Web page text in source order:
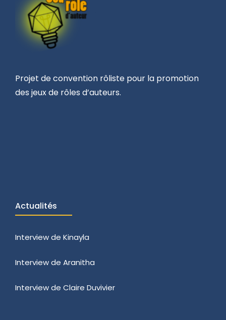
Projet de convention rôliste pour la promotion
des jeux de rôles d’auteurs.
Actualités
Interview de Kinayla
Interview de Aranitha
Interview de Claire Duvivier